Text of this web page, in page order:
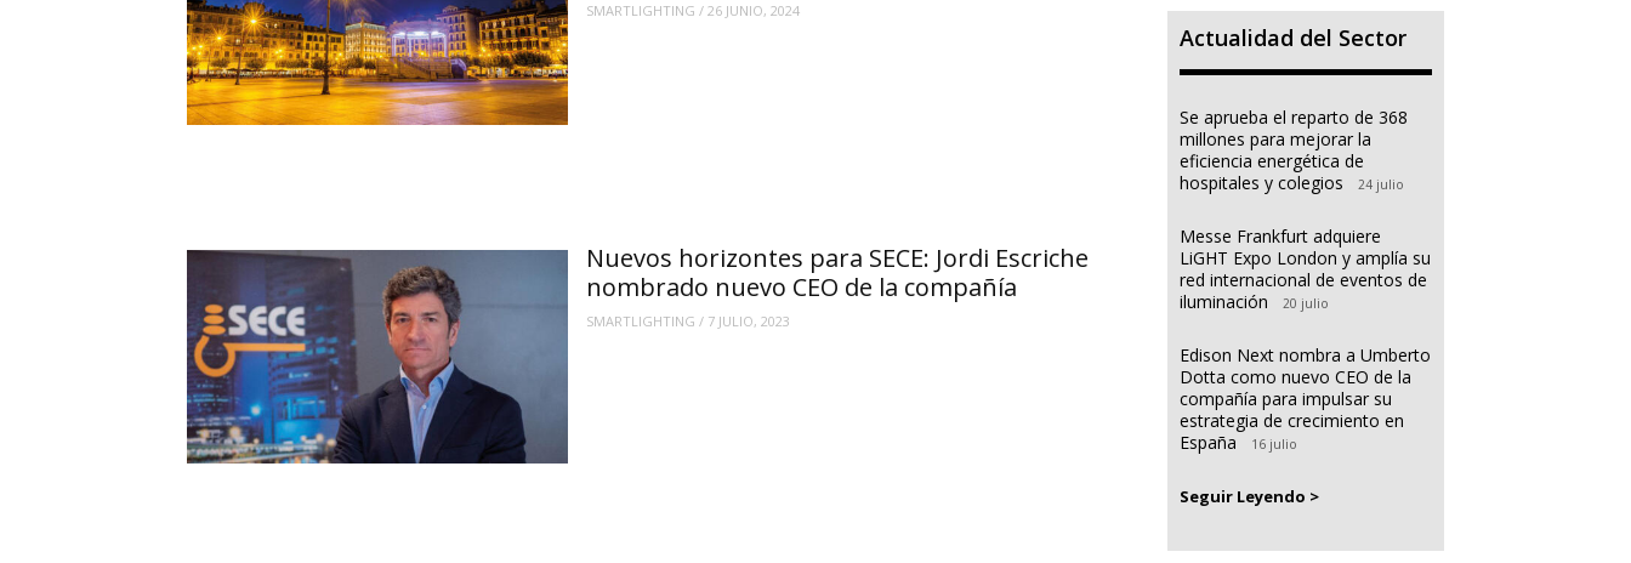
SMARTLIGHTING / 26 JUNIO, 2024
Nuevos horizontes para SECE: Jordi Escriche
nombrado nuevo CEO de la compañía
SMARTLIGHTING / 7 JULIO, 2023
Actualidad del Sector
Se aprueba el reparto de 368
millones para mejorar la
eficiencia energética de
hospitales y colegios
24 julio
Messe Frankfurt adquiere
LiGHT Expo London y amplía su
red internacional de eventos de
iluminación
20 julio
Edison Next nombra a Umberto
Dotta como nuevo CEO de la
compañía para impulsar su
estrategia de crecimiento en
España
16 julio
Seguir Leyendo >